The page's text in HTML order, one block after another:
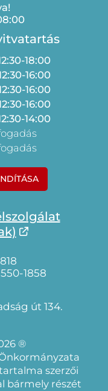
18:00
16:00
16:00
16:00
14:00
1858
út 134.
®
szerzői
bármely részét